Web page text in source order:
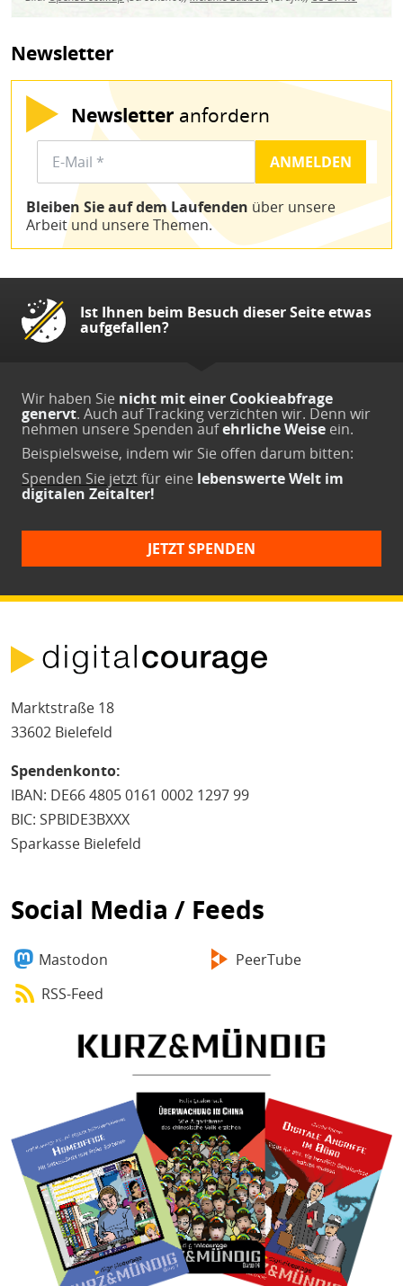
Newsletter
Newsletter anfordern
Bleiben Sie auf dem Laufenden über unsere
Arbeit und unsere Themen.
Ist Ihnen beim Besuch dieser Seite etwas
aufgefallen?
Wir haben Sie nicht mit einer Cookieabfrage
genervt. Auch auf Tracking verzichten wir. Denn wir
nehmen unsere Spenden aufehrliche Weise ein.
Beispielsweise, indem wir Sie offen darum bitten:
Spenden Sie jetztfür eine lebenswerte Welt im
digitalen Zeitalter!
JETZT SPENDEN
Marktstraße 18
33602 Bielefeld
Spendenkonto:
IBAN: DE66 4805 0161 0002 1297 99
BIC: SPBIDE3BXXX
Sparkasse Bielefeld
Social Media / Feeds
Mastodon
PeerTube
RSS-Feed